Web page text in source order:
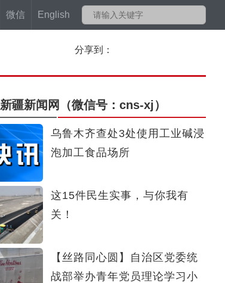
微信 English
分享到：
新疆新闻网 （微信号：cns-xj）
乌鲁木齐查处3处使用工业碱浸
泡加工食品场所
这15件民生实事，与你我有
关！
【丝路同心圆】自治区党委统
战部举办青年党员理论学习小